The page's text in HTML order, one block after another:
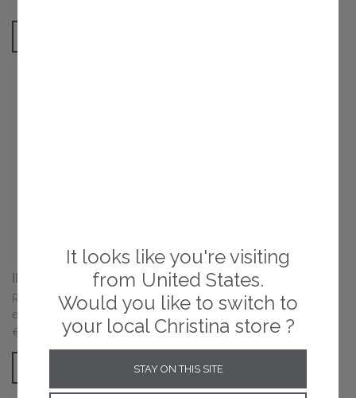
Illustrious Peeling
Réduit les taches pigmentaires
et unifie le teint
€72,00
AJOUTER AU PANIER
It looks like you're visiting
from United States.
Would you like to switch to
your local Christina store ?
STAY ON THIS SITE